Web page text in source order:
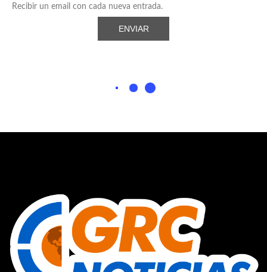
Recibir un email con cada nueva entrada.